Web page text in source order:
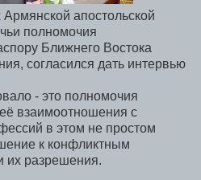
апостольской
полномочия
Ближнего Востока
согласился дать интервью
- это полномочия
взаимоотношения с
в этом не простом
к конфликтным
их разрешения.